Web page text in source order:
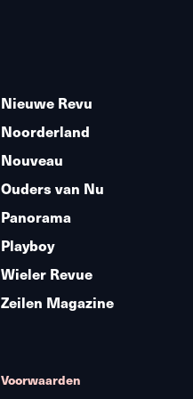
Nieuwe Revu
Noorderland
Nouveau
Ouders van Nu
Panorama
Playboy
Wieler Revue
Zeilen Magazine
Voorwaarden